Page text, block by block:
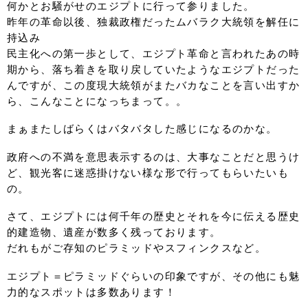
何かとお騒がせのエジプトに行って参りました。
昨年の革命以後、独裁政権だったムバラク大統領を解任に
持込み
民主化への第一歩として、エジプト革命と言われたあの時
期から、落ち着きを取り戻していたようなエジプトだった
んですが、この度現大統領がまたバカなことを言い出すか
ら、こんなことになっちまって。。
まぁまたしばらくはバタバタした感じになるのかな。
政府への不満を意思表示するのは、大事なことだと思うけ
ど、観光客に迷惑掛けない様な形で行ってもらいたいも
の。
さて、エジプトには何千年の歴史とそれを今に伝える歴史
的建造物、遺産が数多く残っております。
だれもがご存知のピラミッドやスフィンクスなど。
エジプト＝ピラミッドぐらいの印象ですが、その他にも魅
力的なスポットは多数あります！